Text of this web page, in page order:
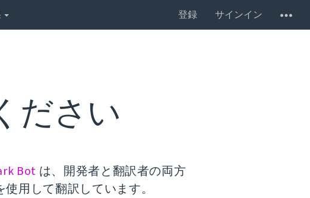
登録 サインイン
ださい
Bot は、開発者と翻訳者の両方
使用して翻訳しています。